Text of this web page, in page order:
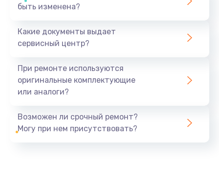
быть изменена?
Какие документы выдает
сервисный центр?
При ремонте используются
оригинальные комплектующие
или аналоги?
Возможен ли срочный ремонт?
Могу при нем присутствовать?